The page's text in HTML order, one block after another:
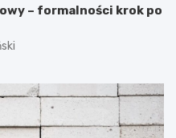
– formalności krok po